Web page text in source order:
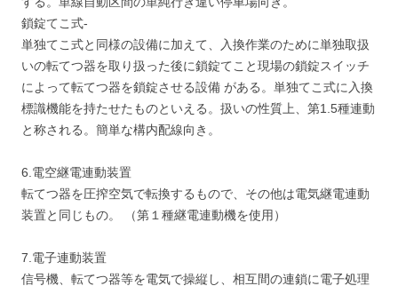
鎖錠てこ式-
単独てこ式と同様の設備に加えて、入換作業のために単独取扱
いの転てつ器を取り扱った後に鎖錠てこと現場の鎖錠スイッチ
によって転てつ器を鎖錠させる設備 がある。単独てこ式に入換
標識機能を持たせたものといえる。扱いの性質上、第1.5種連動
と称される。簡単な構内配線向き。
6.電空継電連動装置
転てつ器を圧搾空気で転換するもので、その他は電気継電連動
装置と同じもの。 （第１種継電連動機を使用）
7.電子連動装置
信号機、転てつ器等を電気で操縦し、相互間の連鎖に電子処理